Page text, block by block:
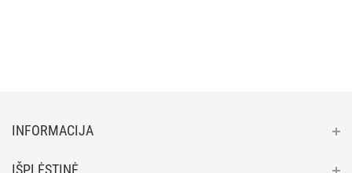
INFORMACIJA
IŠPLĖSTINĖ